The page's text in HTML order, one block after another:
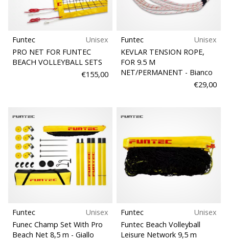
Funtec
Unisex
PRO NET FOR FUNTEC
BEACH VOLLEYBALL SETS
€155,00
Funtec
Unisex
KEVLAR TENSION ROPE,
FOR 9.5 M
NET/PERMANENT - Bianco
€29,00
Funtec
Unisex
Funec Champ Set With Pro
Beach Net 8,5 m - Giallo
Funtec
Unisex
Funtec Beach Volleyball
Leisure Network 9,5 m